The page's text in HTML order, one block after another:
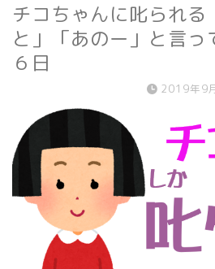
チコちゃんに叱られる
と」「あのー」と言っ
６日
2019年9